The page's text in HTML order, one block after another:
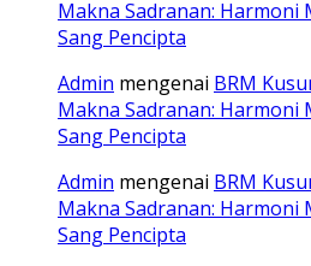
Makna Sadranan: Harmoni
Sang Pencipta
Admin mengenai BRM
Makna Sadranan: Harmoni
Sang Pencipta
Admin mengenai BRM
Makna Sadranan: Harmoni
Sang Pencipta